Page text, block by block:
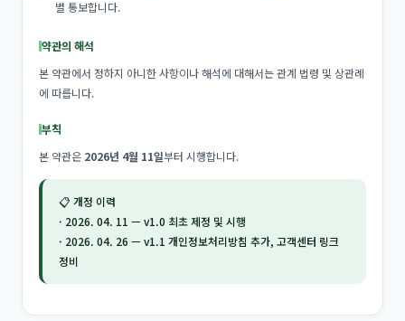
별 통보합니다.
약관의 해석
본 약관에서 정하지 아니한 사항이나 해석에 대해서는 관계 법령 및 상관례
에 따릅니다.
부칙
본 약관은 2026년 4월 11일부터 시행합니다.
📋 개정 이력
· 2026. 04. 11 — v1.0 최초 제정 및 시행
· 2026. 04. 26 — v1.1 개인정보처리방침 추가, 고객센터 링크
정비